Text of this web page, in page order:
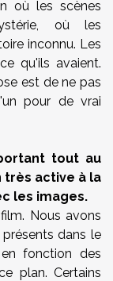
où les scènes
où les
inconnu. Les
qu'ils avaient.
est de ne pas
pour de vrai
tout au
très active à la
les images.
Nous avons
dans le
fonction des
plan. Certains